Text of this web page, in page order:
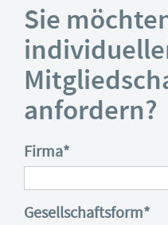
Sie
anfordern?
Firma*
Gesellschaftsform*